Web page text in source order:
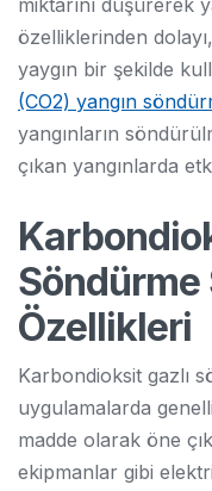
miktarını düşürerek
özelliklerinden
yaygın bir şekilde
(CO2) yangın
yangınların
çıkan yangınlarda
Özellikleri
Karbondioksit gazlı
uygulamalarda
madde olarak öne
ekipmanlar gibi